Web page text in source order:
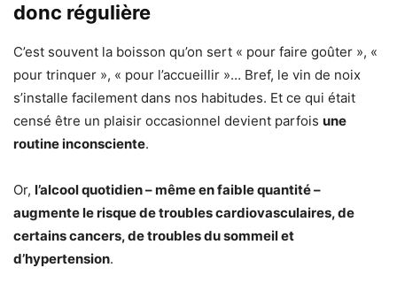
donc régulière
C’est souvent la boisson qu’on sert « pour faire goûter », «
pour trinquer », « pour l’accueillir »… Bref, le vin de noix
s’installe facilement dans nos habitudes. Et ce qui était
censé être un plaisir occasionnel devient parfois une
routine inconsciente.
Or, l’alcool quotidien – même en faible quantité –
augmente le risque de troubles cardiovasculaires, de
certains cancers, de troubles du sommeil et
d’hypertension.